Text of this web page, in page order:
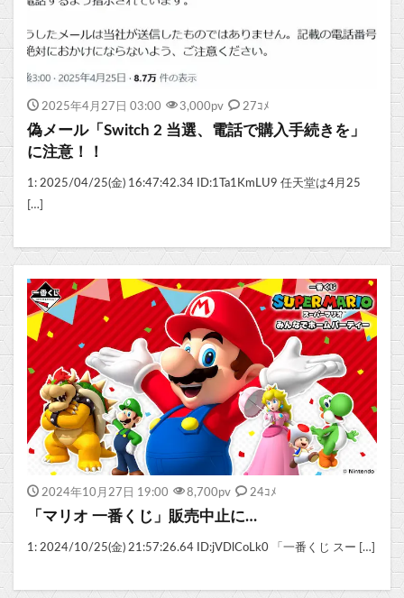
2025年4月27日 03:00 3,000pv 27ｺﾒ
偽メール「Switch 2 当選、電話で購入手続きを」
に注意！！
1: 2025/04/25(金) 16:47:42.34 ID:1Ta1KmLU9 任天堂は4月25
[…]
2024年10月27日 19:00 8,700pv 24ｺﾒ
「マリオ 一番くじ」販売中止に…
1: 2024/10/25(金) 21:57:26.64 ID:jVDlCoLk0 「一番くじ スー […]